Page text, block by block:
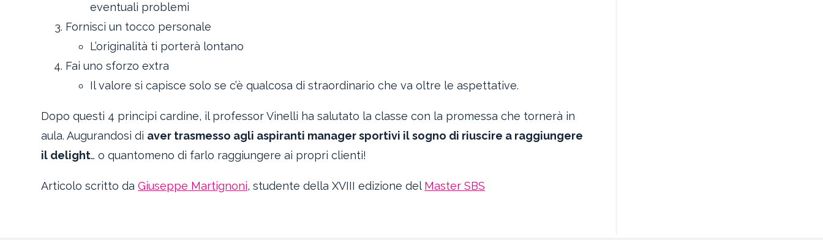
eventuali problemi
Fornisci un tocco personale
L’originalità ti porterà lontano
Fai uno sforzo extra
Il valore si capisce solo se c’è qualcosa di straordinario che va oltre le aspettative.
Dopo questi 4 principi cardine, il professor Vinelli ha salutato la classe con la promessa che tornerà in
aula. Augurandosi di aver trasmesso agli aspiranti manager sportivi il sogno di riuscire a raggiungere
il delight… o quantomeno di farlo raggiungere ai propri clienti!
Articolo scritto daGiuseppe Martignoni, studente della XVIII edizione del Master SBS